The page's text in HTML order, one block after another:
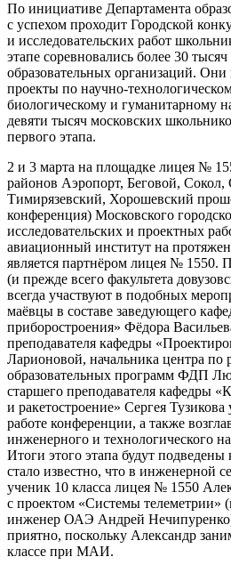
По инициативе Департамента
с успехом проходит Городской
и исследовательских работ
этапе соревновались более 30
образовательных организаций. Они
проекты по научно-
биологическому и гуманитарному
девяти тысяч московских
первого этапа.
2 и 3 марта на площадке лицея №
районов Аэропорт, Беговой, Сокол,
Тимирязевский, Хорошевский
конференция) Московского
исследовательских и проектных
авиационный институт на
является партнёром лицея № 1550.
(и прежде всего факультета
всегда участвуют в подобных
маёвцы в составе заведующего
приборостроения» Фёдора
преподавателя кафедры
Ларионовой, начальника центра по
образовательных программ ФДП
старшего преподавателя кафедры
и ракетостроение» Сергея
работе конференции, а также
инженерного и технологического
Итоги этого этапа будут
стало известно, что в инженерной
ученик 10 класса лицея № 1550
с проектом «Системы телеметрии»
инженер ОАЭ Андрей
приятно, поскольку Александр
классе при МАИ.